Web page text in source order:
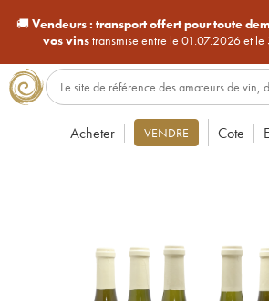
🚚Vendeurs : transport offert pour toute
vos vinstransmise entre le 01.07.2026 et
Acheter VENDRE Cote